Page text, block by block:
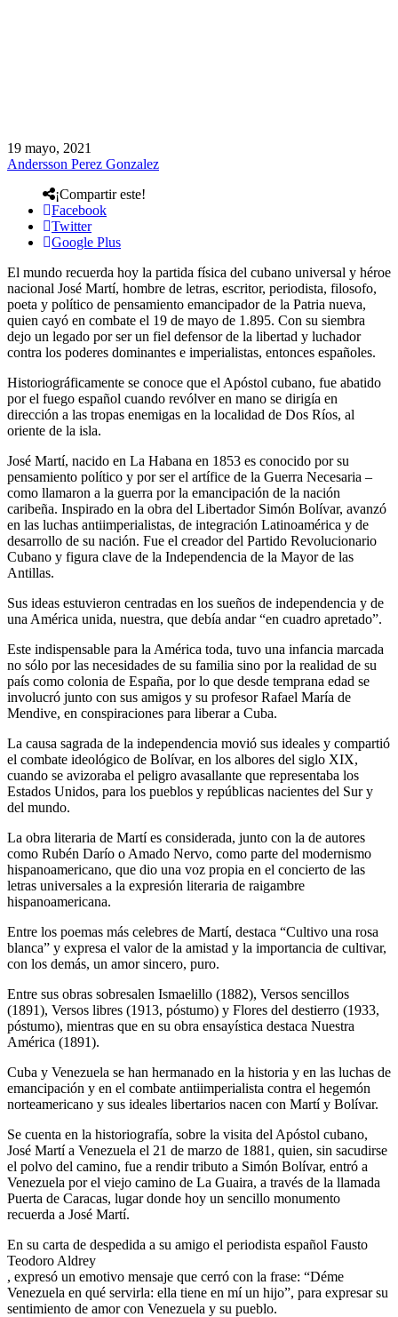
19 mayo, 2021
Andersson Perez Gonzalez
¡Compartir este!
Facebook
Twitter
Google Plus
El mundo recuerda hoy la partida física del cubano universal y héroe
nacional José Martí, hombre de letras, escritor, periodista, filosofo,
poeta y político de pensamiento emancipador de la Patria nueva,
quien cayó en combate el 19 de mayo de 1.895. Con su siembra
dejo un legado por ser un fiel defensor de la libertad y luchador
contra los poderes dominantes e imperialistas, entonces españoles.
Historiográficamente se conoce que el Apóstol cubano, fue abatido
por el fuego español cuando revólver en mano se dirigía en
dirección a las tropas enemigas en la localidad de Dos Ríos, al
oriente de la isla.
José Martí, nacido en La Habana en 1853 es conocido por su
pensamiento político y por ser el artífice de la Guerra Necesaria –
como llamaron a la guerra por la emancipación de la nación
caribeña. Inspirado en la obra del Libertador Simón Bolívar, avanzó
en las luchas antiimperialistas, de integración Latinoamérica y de
desarrollo de su nación. Fue el creador del Partido Revolucionario
Cubano y figura clave de la Independencia de la Mayor de las
Antillas.
Sus ideas estuvieron centradas en los sueños de independencia y de
una América unida, nuestra, que debía andar “en cuadro apretado”.
Este indispensable para la América toda, tuvo una infancia marcada
no sólo por las necesidades de su familia sino por la realidad de su
país como colonia de España, por lo que desde temprana edad se
involucró junto con sus amigos y su profesor Rafael María de
Mendive, en conspiraciones para liberar a Cuba.
La causa sagrada de la independencia movió sus ideales y compartió
el combate ideológico de Bolívar, en los albores del siglo XIX,
cuando se avizoraba el peligro avasallante que representaba los
Estados Unidos, para los pueblos y repúblicas nacientes del Sur y
del mundo.
La obra literaria de Martí es considerada, junto con la de autores
como Rubén Darío o Amado Nervo, como parte del modernismo
hispanoamericano, que dio una voz propia en el concierto de las
letras universales a la expresión literaria de raigambre
hispanoamericana.
Entre los poemas más celebres de Martí, destaca “Cultivo una rosa
blanca” y expresa el valor de la amistad y la importancia de cultivar,
con los demás, un amor sincero, puro.
Entre sus obras sobresalen Ismaelillo (1882), Versos sencillos
(1891), Versos libres (1913, póstumo) y Flores del destierro (1933,
póstumo), mientras que en su obra ensayística destaca Nuestra
América (1891).
Cuba y Venezuela se han hermanado en la historia y en las luchas de
emancipación y en el combate antiimperialista contra el hegemón
norteamericano y sus ideales libertarios nacen con Martí y Bolívar.
Se cuenta en la historiografía, sobre la visita del Apóstol cubano,
José Martí a Venezuela el 21 de marzo de 1881, quien, sin sacudirse
el polvo del camino, fue a rendir tributo a Simón Bolívar, entró a
Venezuela por el viejo camino de La Guaira, a través de la llamada
Puerta de Caracas, lugar donde hoy un sencillo monumento
recuerda a José Martí.
En su carta de despedida a su amigo el periodista español Fausto
Teodoro Aldrey
, expresó un emotivo mensaje que cerró con la frase: “Déme
Venezuela en qué servirla: ella tiene en mí un hijo”, para expresar su
sentimiento de amor con Venezuela y su pueblo.